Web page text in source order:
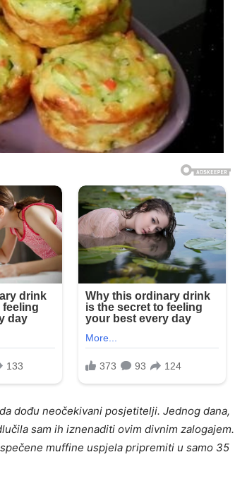
dođu neočekivani posjetitelji. Jednog dana,
sam ih iznenaditi ovim divnim zalogajem.
muffine uspjela pripremiti u samo 35